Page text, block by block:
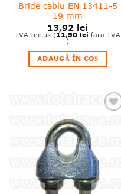
Bride cablu EN 13411-5
19 mm
13,92 lei
TVA Inclus (11,50 lei fara TVA
)
ADAUGĂ ÎN COȘ